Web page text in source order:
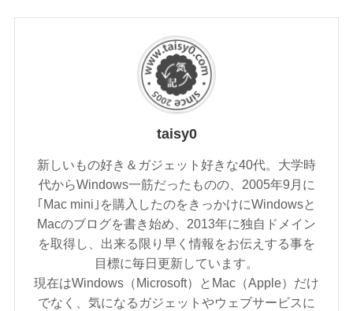
taisy0
新しいもの好き＆ガジェット好きな40代。大学時
代からWindows一筋だったものの、2005年9月に
｢Mac mini｣を購入したのをきっかけにWindowsと
Macのブログを書き始め、2013年に独自ドメイン
を取得し、出来る限り早く情報をお伝えする事を
目標に毎日更新しています。
現在はWindows（Microsoft）とMac（Apple）だけ
でなく、気になるガジェットやウェブサービスに